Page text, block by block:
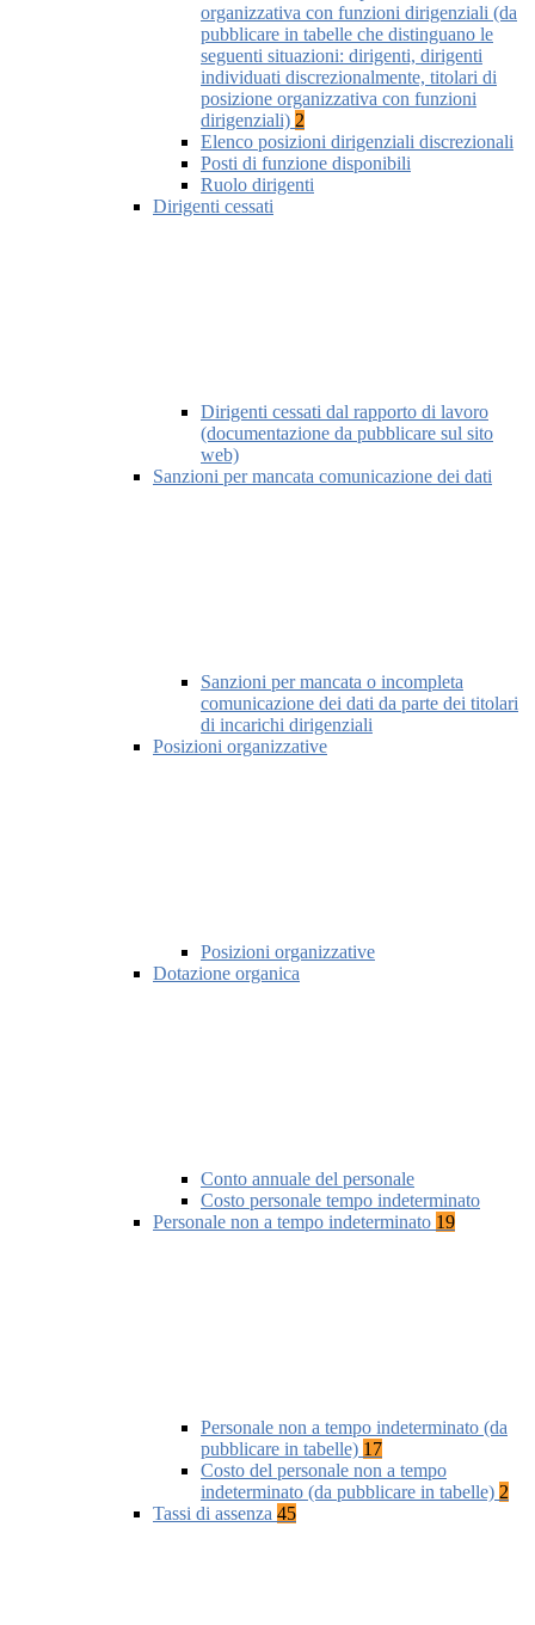
organizzativa con funzioni dirigenziali (da
pubblicare in tabelle che distinguano le
seguenti situazioni: dirigenti, dirigenti
individuati discrezionalmente, titolari di
posizione organizzativa con funzioni
dirigenziali) 2
Elenco posizioni dirigenziali discrezionali
Posti di funzione disponibili
Ruolo dirigenti
Dirigenti cessati
Dirigenti cessati dal rapporto di lavoro
(documentazione da pubblicare sul sito
web)
Sanzioni per mancata comunicazione dei dati
Sanzioni per mancata o incompleta
comunicazione dei dati da parte dei titolari
di incarichi dirigenziali
Posizioni organizzative
Posizioni organizzative
Dotazione organica
Conto annuale del personale
Costo personale tempo indeterminato
Personale non a tempo indeterminato 19
Personale non a tempo indeterminato (da
pubblicare in tabelle) 17
Costo del personale non a tempo
indeterminato (da pubblicare in tabelle) 2
Tassi di assenza 45